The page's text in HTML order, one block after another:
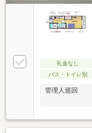
礼金なし
バス・トイレ別
管理人巡回